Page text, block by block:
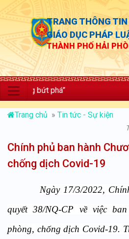
TRANG THÔNG
GIÁO DỤC PHÁP
THÀNH PHỐ HẢI
phá”
Trang chủ » Tin tức - Sự kiện
Chính phủ ban hành
chống dịch Covid-19
Ngày 17/3/2022,
quyết38/NQ-CP về việc
phòng, chống dịch Covid-19.